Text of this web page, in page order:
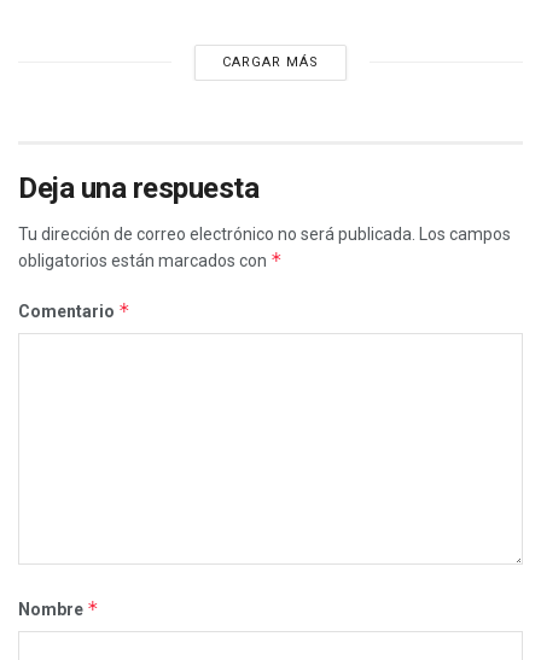
CARGAR MÁS
Deja una respuesta
Tu dirección de correo electrónico no será publicada.
Los campos
obligatorios están marcados con *
Comentario *
Nombre *